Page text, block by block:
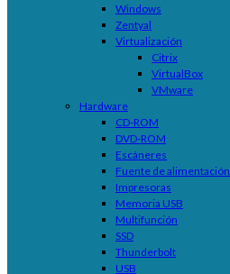
Windows
Zentyal
Virtualización
Citrix
VirtualBox
VMware
Hardware
CD-ROM
DVD-ROM
Escáneres
Fuente de alimentación
Impresoras
Memoria USB
Multifunción
SSD
Thunderbolt
USB